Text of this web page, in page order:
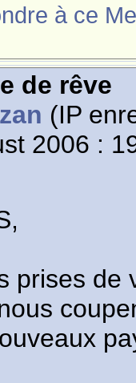
à ce
de rêve
(IP
2006 :
prises de